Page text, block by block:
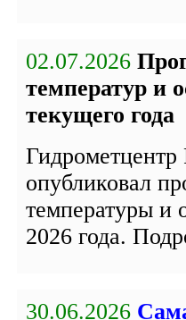
02.07.2026
температур и
текущего года
Гидрометцентр
опубликовал
температуры и
2026 года.
30.06.2026